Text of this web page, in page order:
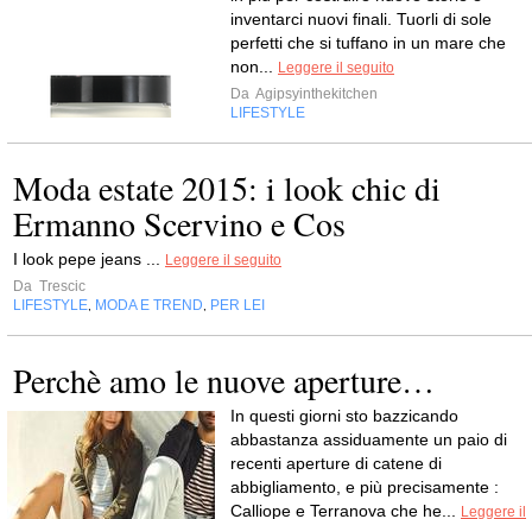
inventarci nuovi finali. Tuorli di sole
perfetti che si tuffano in un mare che
non... Leggere il seguito
Da Agipsyinthekitchen
LIFESTYLE
Moda estate 2015: i look chic di
Ermanno Scervino e Cos
I look pepe jeans ... Leggere il seguito
Da Trescic
LIFESTYLE, MODA E TREND, PER LEI
Perchè amo le nuove aperture…
In questi giorni sto bazzicando
abbastanza assiduamente un paio di
recenti aperture di catene di
abbigliamento, e più precisamente :
Calliope e Terranova che he... Leggere il